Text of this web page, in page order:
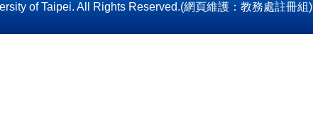
of Taipei. All Rights Reserved.(網頁維護：教務處註冊組)